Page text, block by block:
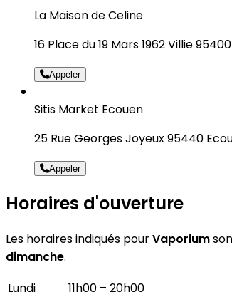
La Maison de Celine
16 Place du 19 Mars 1962 Villie
Appeler
Sitis Market Ecouen
25 Rue Georges Joyeux 95440
Appeler
Horaires d'ouverture
Les horaires indiqués pourVaporium
dimanche.
Lundi
11h00 – 20h00